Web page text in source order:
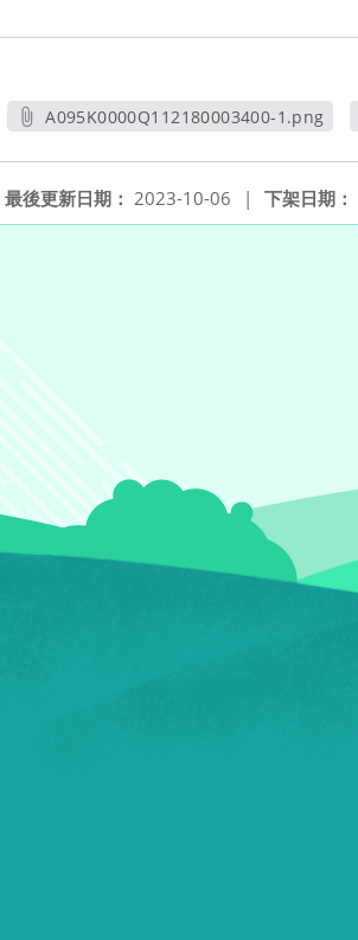
A095K0000Q112180003400-1.png
下架日期：
最後更新日期： 2023-10-06 |